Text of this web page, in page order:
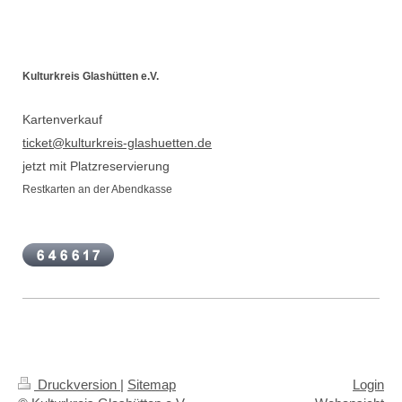
Kulturkreis Glashütten e.V.
Kartenverkauf
ticket@kulturkreis-glashuetten.de
jetzt mit Platzreservierung
Restkarten an der Abendkasse
Druckversion | Sitemap
Login